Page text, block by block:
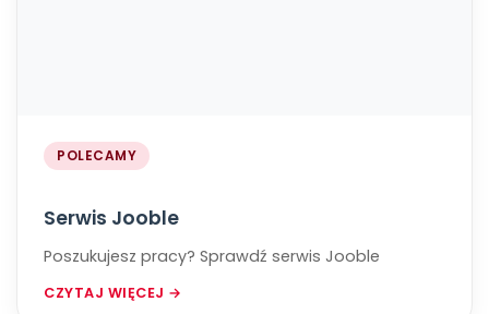
POLECAMY
​​​​​​​Serwis Jooble
Poszukujesz pracy? ​​​​​​​Sprawdź serwis Jooble
CZYTAJ WIĘCEJ →